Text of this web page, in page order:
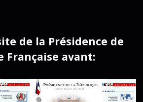
de la Présidence de
Française avant: